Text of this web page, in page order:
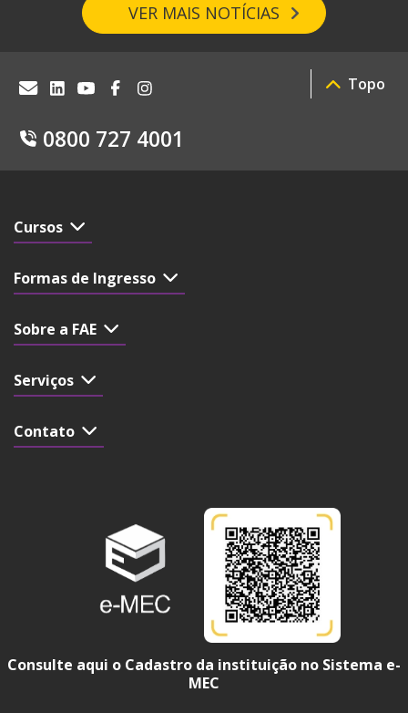
VER MAIS NOTÍCIAS
0800 727 4001
Topo
Cursos
Formas de Ingresso
Sobre a FAE
Serviços
Contato
Consulte aqui o Cadastro da instituição no Sistema e-
MEC